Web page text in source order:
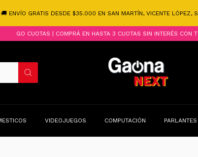
🚚 ENVÍO GRATIS DESDE $35.000 EN SAN MARTÍN, VICENTE LÓPEZ,
GO CUOTAS | COMPRÁ EN HASTA 3 CUOTAS SIN INTERÉS CON
VIDEOJUEGOS COMPUTACIÓN PARLANTES